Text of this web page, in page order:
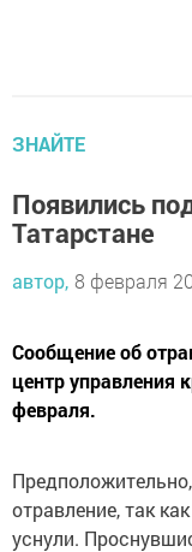
ЗНАЙТЕ
Появились
Татарстане
автор, 8 февраля
Сообщение об
центр управления
февраля.
отравление, так
уснули.